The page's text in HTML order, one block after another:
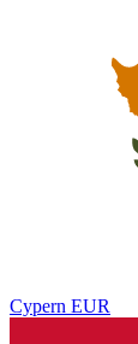
Cypern EUR